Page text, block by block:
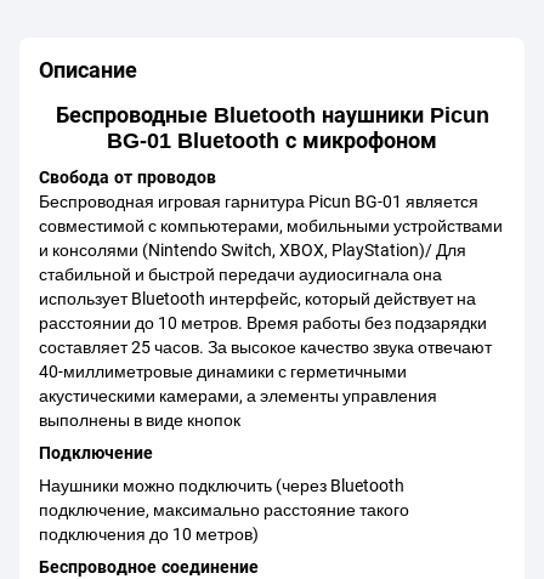
Описание
Беспроводные Bluetooth наушники Picun
BG-01 Bluetooth с микрофоном
Свобода от проводов
Беспроводная игровая гарнитура Picun BG-01 является
совместимой с компьютерами, мобильными устройствами
и консолями (Nintendo Switch, XBOX, PlayStation)/ Для
стабильной и быстрой передачи аудиосигнала она
использует Bluetooth интерфейс, который действует на
расстоянии до 10 метров. Время работы без подзарядки
составляет 25 часов. За высокое качество звука отвечают
40-миллиметровые динамики с герметичными
акустическими камерами, а элементы управления
выполнены в виде кнопок
Подключение
Наушники можно подключить (через Bluetooth
подключение, максимально расстояние такого
подключения до 10 метров)
Беспроводное соединение